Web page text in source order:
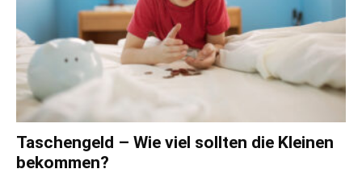
Taschengeld – Wie viel sollten die Kleinen
bekommen?